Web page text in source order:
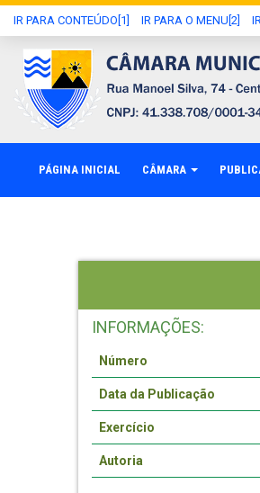
IR PARA CONTEÚDO[1] IR PARA O MENU[2]
PÁGINA INICIAL CÂMARA
INFORMAÇÕES:
Número
Data da Publicação
Exercício
Autoria